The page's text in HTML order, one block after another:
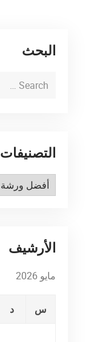
البحث
التصنيفات
التصنيفات
الأرشيف
مايو 2026
س د